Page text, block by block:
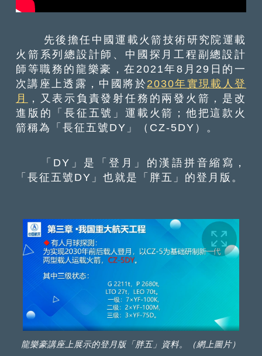
先後擔任中國運載火箭技術研究院運載
火箭系列總設計師、中國探月工程副總設計
師等職務的龍樂豪，在2021年8月29日的一
次講座上透露，中國將於2030年實現載人登
月
，又表示負責發射任務的兩發火箭，是改
進版的「長征五號」運載火箭；他把這款火
箭稱為「長征五號DY」（CZ-5DY）。
「DY」是「登月」的漢語拼音縮寫，
「長征五號DY」也就是「胖五」的登月版。
龍樂豪講座上展示的登月版「胖五」資料。（網上圖片）